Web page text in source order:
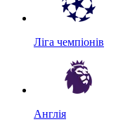
Ліга чемпіонів
Англія